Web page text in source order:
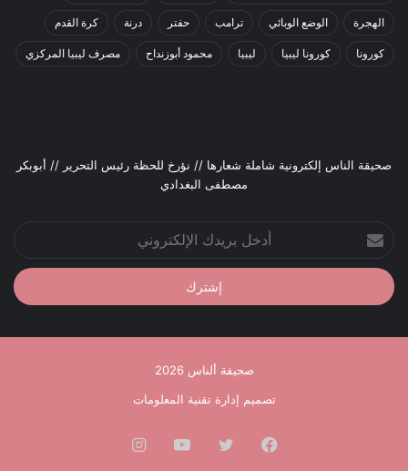
الهجرة الوضع الوبائي ترامب حفتر درنة كرة القدم
كورونا كورونا ليبيا ليبيا محمود أبوزنداح مصرف ليبيا المركزي
صحيقة الناس إلكترونية شاملة شعارها // نؤرخ للحظة رئيس التحرير // أبوبكر
مصطفى البغدادي
بريدك
الإلكتروني
صحيفة ألناس 2026
تصميم إدارة تقنية المعلومات
فيسبوك تويتر يوتيوب